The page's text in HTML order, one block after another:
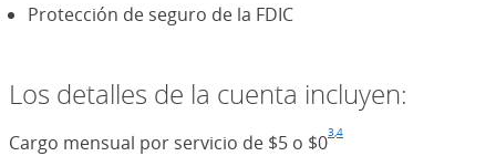
Protección de seguro de la FDIC
Los detalles de la cuenta incluyen:
Cargo mensual por servicio de $5 o $0Nota al pie de
3(Se abre en
,Nota al pie de
4